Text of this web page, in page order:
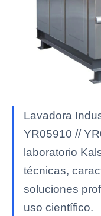
Lavadora
YR05910 //
laboratorio
técnicas,
soluciones
uso científico.